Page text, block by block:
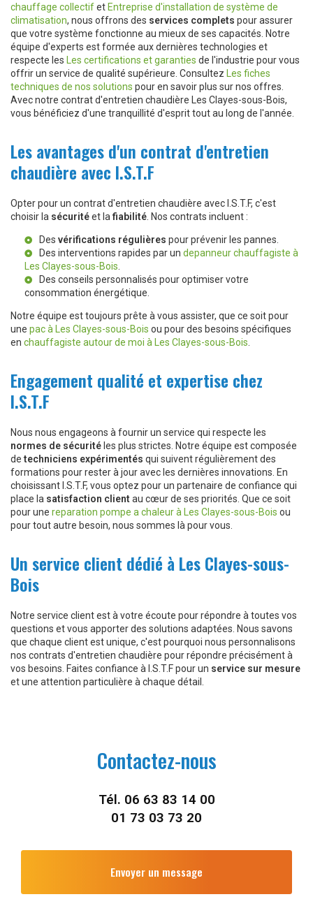
chauffage collectifet Entreprise d'installation de système de
climatisation, nous offrons des services complets pour assurer
que votre système fonctionne au mieux de ses capacités. Notre
équipe d'experts est formée aux dernières technologies et
respecte les
Les certifications et garanties de l'industrie pour vous
offrir un service de qualité supérieure. Consultez
Les fiches
techniques de nos solutions pour en savoir plus sur nos offres.
Avec notre contrat d'entretien chaudière Les Clayes-sous-Bois,
vous bénéficiez d'une tranquillité d'esprit tout au long de l'année.
Les avantages d'un contrat d'entretien
chaudière avec I.S.T.F
Opter pour un contrat d'entretien chaudière avec I.S.T.F, c'est
choisir la sécuritéet la fiabilité . Nos contrats incluent :
Des vérifications régulières pour prévenir les pannes.
Des interventions rapides par un depanneur chauffagiste à
Les Clayes-sous-Bois
Des conseils personnalisés pour optimiser votre
consommation énergétique.
Notre équipe est toujours prête à vous assister, que ce soit pour
une pac à Les Clayes-sous-Bois ou pour des besoins spécifiques
en chauffagiste autour de moi à Les Clayes-sous-Bois
Engagement qualité et expertise chez
I.S.T.F
Nous nous engageons à fournir un service qui respecte les
normes de sécurité les plus strictes. Notre équipe est composée
detechniciens expérimentés qui suivent régulièrement des
formations pour rester à jour avec les dernières innovations. En
choisissant I.S.T.F, vous optez pour un partenaire de confiance qui
place la satisfaction client au cœur de ses priorités. Que ce soit
pour une reparation pompe a chaleur à Les Clayes-sous-Bois ou
pour tout autre besoin, nous sommes là pour vous.
Un service client dédié à Les Clayes-sous-
Bois
Notre service client est à votre écoute pour répondre à toutes vos
questions et vous apporter des solutions adaptées. Nous savons
que chaque client est unique, c'est pourquoi nous personnalisons
nos contrats d'entretien chaudière pour répondre précisément à
vos besoins. Faites confiance à I.S.T.F pour un service sur mesure
et une attention particulière à chaque détail.
Contactez-nous
Tél. 06 63 83 14 00
01 73 03 73 20
Envoyer un message